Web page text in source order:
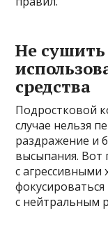
Не
средства
Подростковой
случае нельзя
раздражение и
высыпания. Вот
с
с нейтральным